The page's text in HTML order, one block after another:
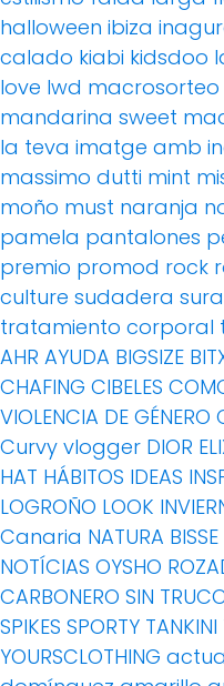
halloween ibiza
calado kiabi kidsdoo
love lwd macrosorteo
mandarina sweet
la teva imatge amb
massimo dutti mint
moño must naranja
pamela pantalones
premio promod rock
culture sudadera
tratamiento corporal
AHR AYUDA BIGSIZE
CHAFING CIBELES
VIOLENCIA DE GÉNERO
Curvy vlogger DIOR
HAT HÁBITOS IDEAS
LOGROÑO LOOK
Canaria NATURA BISSE
NOTÍCIAS OYSHO
CARBONERO SIN
SPIKES SPORTY TANKINI
YOURSCLOTHING